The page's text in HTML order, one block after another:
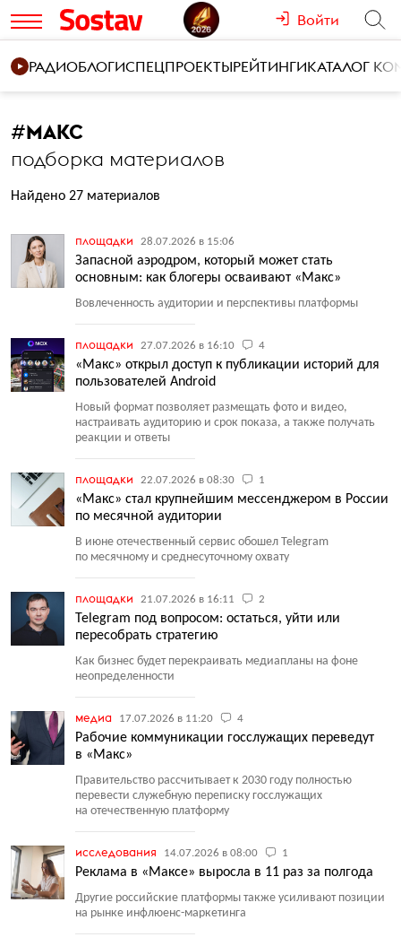
Войти
РАДИОБЛОГИСПЕЦПРОЕКТЫРЕЙТИНГИКАТАЛОГ
#МАКС
подборка материалов
Найдено 27 материалов
площадки 28.07.2026 в 15:06
Запасной аэродром, который может стать
основным: как блогеры осваивают «Макс»
Вовлеченность аудитории и перспективы платформы
площадки 27.07.2026 в 16:10 4
«Макс» открыл доступ к публикации историй для
пользователей Android
Новый формат позволяет размещать фото и видео,
настраивать аудиторию и срок показа, а также получать
реакции и ответы
площадки 22.07.2026 в 08:30 1
«Макс» стал крупнейшим мессенджером в России
по месячной аудитории
В июне отечественный сервис обошел Telegram
по месячному и среднесуточному охвату
площадки 21.07.2026 в 16:11 2
Telegram под вопросом: остаться, уйти или
пересобрать стратегию
Как бизнес будет перекраивать медиапланы на фоне
неопределенности
медиа 17.07.2026 в 11:20 4
Рабочие коммуникации госслужащих переведут
в «Макс»
Правительство рассчитывает к 2030 году полностью
перевести служебную переписку госслужащих
на отечественную платформу
исследования 14.07.2026 в 08:00 1
Реклама в «Максе» выросла в 11 раз за полгода
Другие российские платформы также усиливают позиции
на рынке инфлюенс-маркетинга